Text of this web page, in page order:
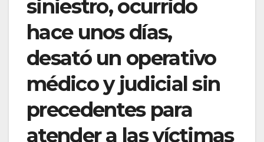
siniestro, ocurrido
hace unos días,
desató un operativo
médico y judicial sin
precedentes para
atender a las víctimas